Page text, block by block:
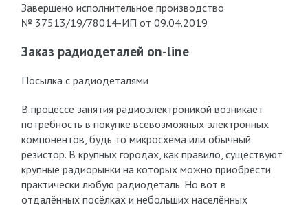
Завершено исполнительное производство
№ 37513/19/78014-ИП от 09.04.2019
Заказ радиодеталей on-line
Посылка с радиодеталями
В процессе занятия радиоэлектроникой возникает
потребность в покупке всевозможных электронных
компонентов, будь то микросхема или обычный
резистор. В крупных городах, как правило, существуют
крупные радиорынки на которых можно приобрести
практически любую радиодеталь. Но вот в
отдалённых посёлках и небольших населённых